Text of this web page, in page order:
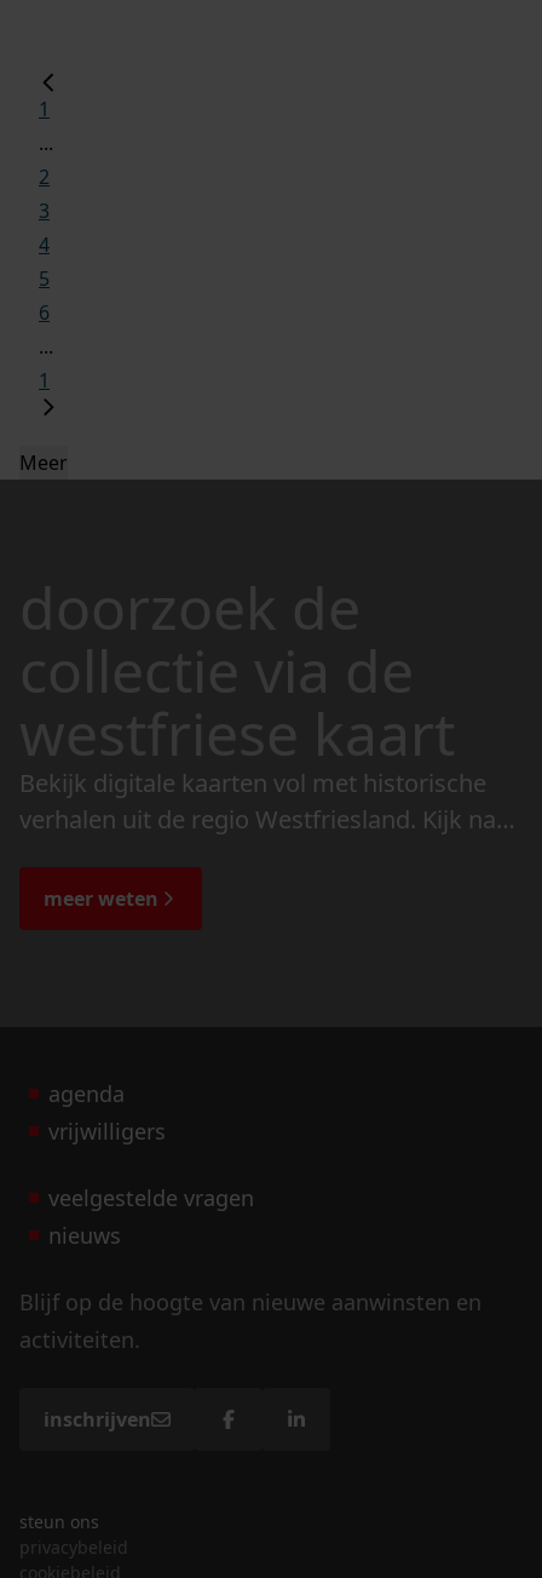
1
...
2
3
4
5
6
...
1
Meer
doorzoek de
collectie via de
westfriese kaart
Bekijk digitale kaarten vol met historische
verhalen uit de regio Westfriesland. Kijk naar
de bijzondere verhalen.
meer weten
agenda
vrijwilligers
veelgestelde vragen
nieuws
Blijf op de hoogte van nieuwe aanwinsten en
activiteiten.
inschrijven
steun ons
privacybeleid
cookiebeleid